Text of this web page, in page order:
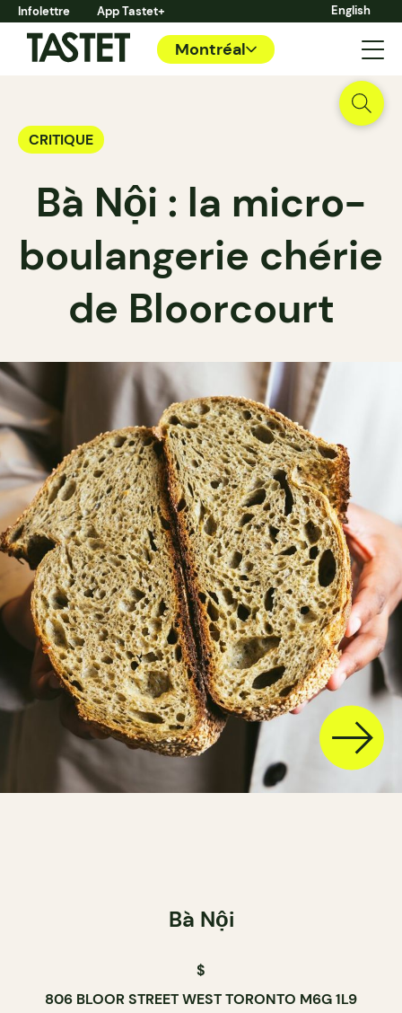
Infolettre App Tastet+ English
Montréal
CRITIQUE
Bà Nội : la micro-
boulangerie chérie
de Bloorcourt
Bà Nội
$
806 BLOOR STREET WEST TORONTO M6G 1L9